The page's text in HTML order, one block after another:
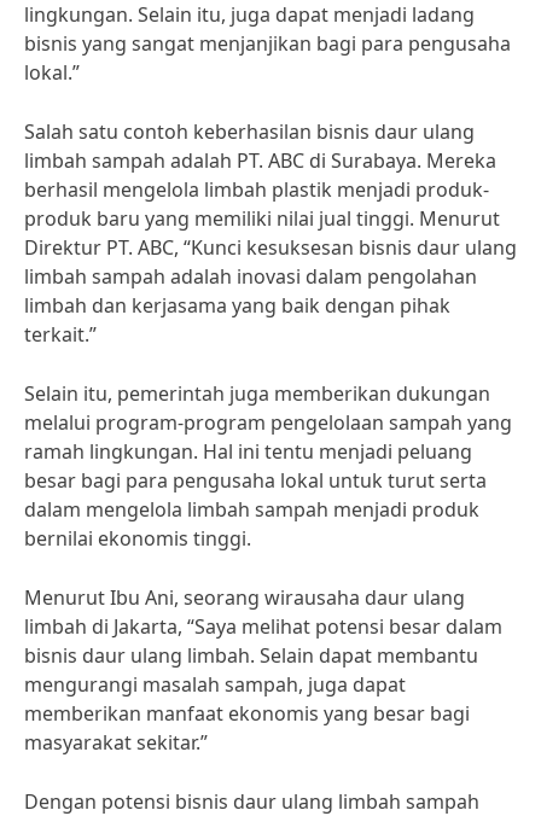
lingkungan. Selain itu, juga dapat menjadi ladang
bisnis yang sangat menjanjikan bagi para pengusaha
lokal.”
Salah satu contoh keberhasilan bisnis daur ulang
limbah sampah adalah PT. ABC di Surabaya. Mereka
berhasil mengelola limbah plastik menjadi produk-
produk baru yang memiliki nilai jual tinggi. Menurut
Direktur PT. ABC, “Kunci kesuksesan bisnis daur ulang
limbah sampah adalah inovasi dalam pengolahan
limbah dan kerjasama yang baik dengan pihak
terkait.”
Selain itu, pemerintah juga memberikan dukungan
melalui program-program pengelolaan sampah yang
ramah lingkungan. Hal ini tentu menjadi peluang
besar bagi para pengusaha lokal untuk turut serta
dalam mengelola limbah sampah menjadi produk
bernilai ekonomis tinggi.
Menurut Ibu Ani, seorang wirausaha daur ulang
limbah di Jakarta, “Saya melihat potensi besar dalam
bisnis daur ulang limbah. Selain dapat membantu
mengurangi masalah sampah, juga dapat
memberikan manfaat ekonomis yang besar bagi
masyarakat sekitar.”
Dengan potensi bisnis daur ulang limbah sampah